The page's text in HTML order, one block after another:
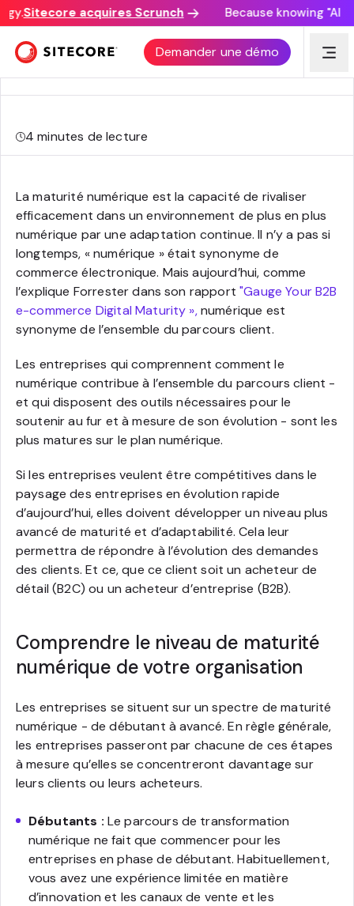
Sitecore acquires Scrunch Because knowing "AI
Demander une démo
Pourquoi les entreprises B2B devraient-elles
comprendre leur maturité numérique ?
4minutes de lecture
La maturité numérique est la capacité de rivaliser
efficacement dans un environnement de plus en plus
numérique par une adaptation continue. Il n’y a pas si
longtemps, « numérique » était synonyme de
commerce électronique. Mais aujourd’hui, comme
l’explique Forrester dans son rapport"Gauge Your B2B
e-commerce Digital Maturity »,numérique est
synonyme de l’ensemble du parcours client.
Les entreprises qui comprennent comment le
numérique contribue à l’ensemble du parcours client -
et qui disposent des outils nécessaires pour le
soutenir au fur et à mesure de son évolution - sont les
plus matures sur le plan numérique.
Si les entreprises veulent être compétitives dans le
paysage des entreprises en évolution rapide
d’aujourd’hui, elles doivent développer un niveau plus
avancé de maturité et d’adaptabilité. Cela leur
permettra de répondre à l’évolution des demandes
des clients. Et ce, que ce client soit un acheteur de
détail (B2C) ou un acheteur d’entreprise (B2B).
Comprendre le niveau de maturité
numérique de votre organisation
Les entreprises se situent sur un spectre de maturité
numérique - de débutant à avancé. En règle générale,
les entreprises passeront par chacune de ces étapes
à mesure qu’elles se concentreront davantage sur
leurs clients ou leurs acheteurs.
Débutants : Le parcours de transformation
numérique ne fait que commencer pour les
entreprises en phase de débutant. Habituellement,
vous avez une expérience limitée en matière
d’innovation et les canaux de vente et les